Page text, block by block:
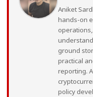
Aniket
hands-on
ground
practical
reporting.
policy